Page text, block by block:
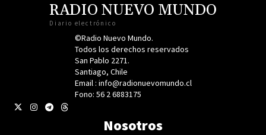
RADIO NUEVO MUNDO
Diario electrónico
©Radio Nuevo Mundo.
Todos los derechos reservados
San Pablo 2271.
Santiago, Chile
Email : info@radionuevomundo.cl
Fono: 56 2 6883175
Nosotros